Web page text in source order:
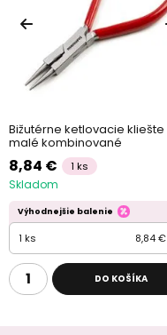
Bižutérne ketlovacie kliešte
malé kombinované
8,84 € 1 ks
Skladom
Výhodnejšie balenie
1 ks 8,84 €
DO KOŠÍKA